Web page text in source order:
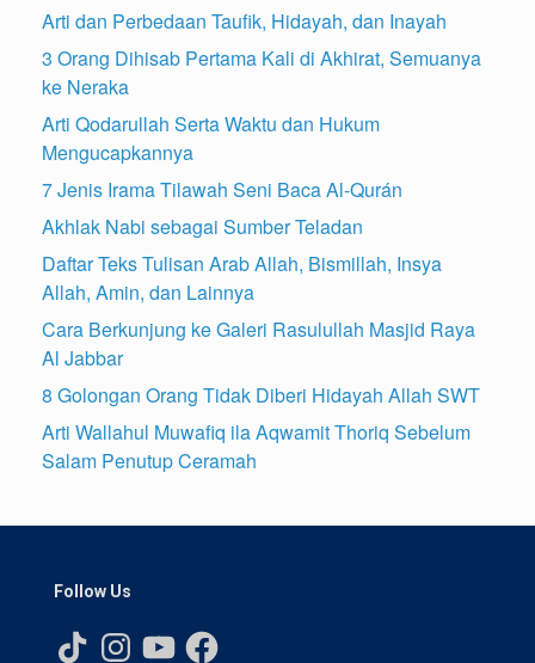
Arti dan Perbedaan Taufik, Hidayah, dan Inayah
3 Orang Dihisab Pertama Kali di Akhirat, Semuanya
ke Neraka
Arti Qodarullah Serta Waktu dan Hukum
Mengucapkannya
7 Jenis Irama Tilawah Seni Baca Al-Qurán
Akhlak Nabi sebagai Sumber Teladan
Daftar Teks Tulisan Arab Allah, Bismillah, Insya
Allah, Amin, dan Lainnya
Cara Berkunjung ke Galeri Rasulullah Masjid Raya
Al Jabbar
8 Golongan Orang Tidak Diberi Hidayah Allah SWT
Arti Wallahul Muwafiq ila Aqwamit Thoriq Sebelum
Salam Penutup Ceramah
Follow Us
TikTok InstagramYouTubeFacebook